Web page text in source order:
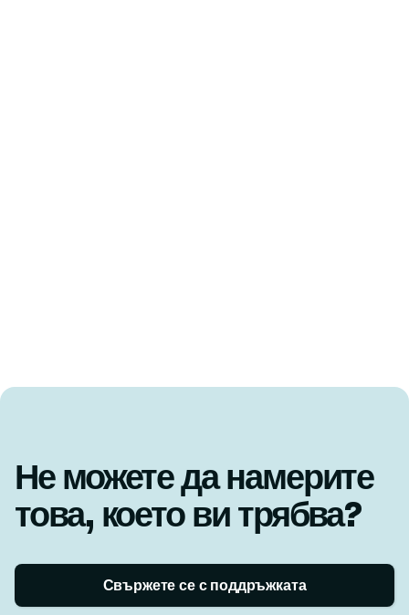
Не можете да намерите
това, което ви трябва?
Свържете се с поддръжката